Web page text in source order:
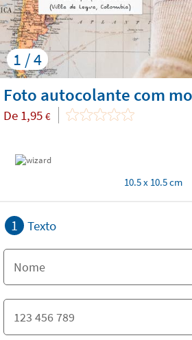
1 / 4
Foto autocolante com
De 1,95 €
10.5 x 10.5 cm
1 Texto